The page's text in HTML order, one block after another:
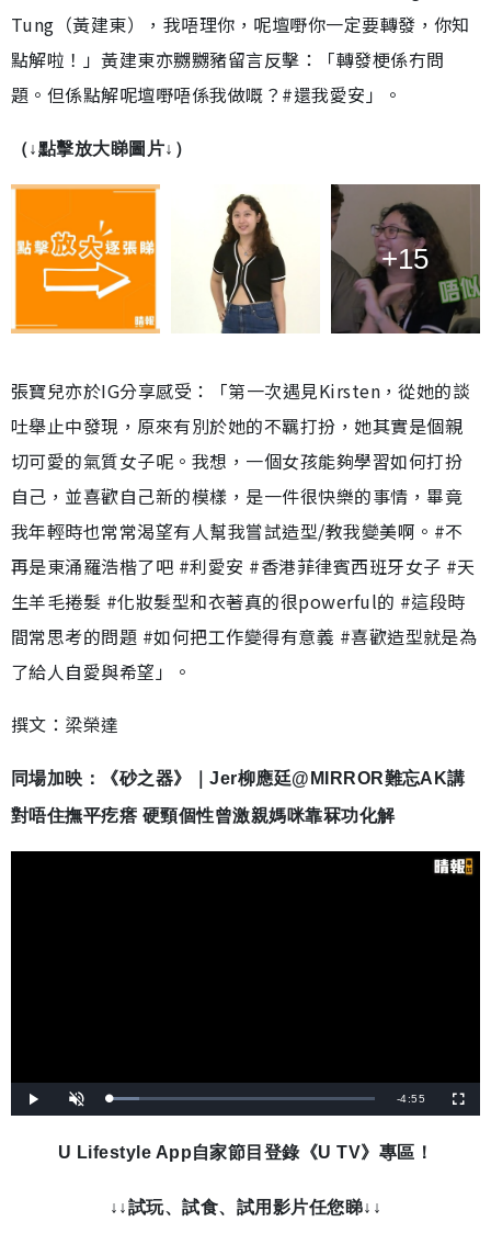
Tung（黃建東），我唔理你，呢壇嘢你一定要轉發，你知
點解啦！」黃建東亦嬲嬲豬留言反擊：「轉發梗係冇問
題。但係點解呢壇嘢唔係我做嘅？#還我愛安」。
（↓點擊放大睇圖片↓）
+15
張寶兒亦於IG分享感受：「第一次遇見Kirsten，從她的談
吐舉止中發現，原來有別於她的不羈打扮，她其實是個親
切可愛的氣質女子呢。我想，一個女孩能夠學習如何打扮
自己，並喜歡自己新的模樣，是一件很快樂的事情，畢竟
我年輕時也常常渴望有人幫我嘗試造型/教我變美啊。#不
再是東涌羅浩楷了吧 #利愛安 #香港菲律賓西班牙女子 #天
生羊毛捲髮 #化妝髮型和衣著真的很powerful的 #這段時
間常思考的問題 #如何把工作變得有意義 #喜歡造型就是為
了給人自愛與希望」。
撰文：梁榮達
同場加映：《砂之器》｜Jer柳應廷@MIRROR難忘AK講
對唔住撫平疙瘩 硬頸個性曾激親媽咪靠冧功化解
播
放
開
啟
載
入
:
1
8
%
剩
-4:55
全
螢
U Lifestyle App自家節目登錄《U TV》專區！
↓↓試玩、試食、試用影片任您睇↓↓